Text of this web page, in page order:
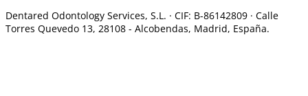
Dentared Odontology Services, S.L. · CIF: B-86142809 · Calle
Torres Quevedo 13, 28108 - Alcobendas, Madrid, España.